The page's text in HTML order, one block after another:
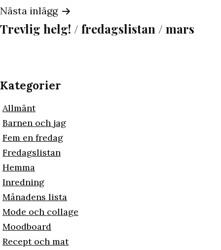
Nästa inlägg
Trevlig helg! / fredagslistan / mars
Kategorier
Allmänt
Barnen och jag
Fem en fredag
Fredagslistan
Hemma
Inredning
Månadens lista
Mode och collage
Moodboard
Recept och mat